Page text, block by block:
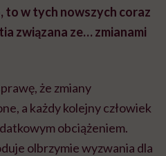
to w tych nowszych coraz
związana ze… zmianami
że zmiany
a każdy kolejny człowiek
obciążeniem.
olbrzymie wyzwania dla